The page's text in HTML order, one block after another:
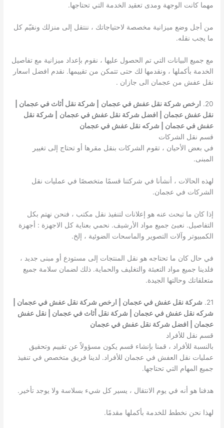
مهما كانت الوجهة ومدى تعقيد الخدمة التي تحتاجها.
من أجل وضع ميزانية مخصصة لاحتياجاتك ، ننتقل إلى منزلك ونقيّم كل
ما يجب نقله.
مع جميع البيانات التي تم الحصول عليها ، نقوم بإعداد ميزانية مع تفاصيل
الخدمة بأكملها ، ونقدمها لك حتى تتمكن من تقييمها. نقدم افضل اسعار
نقل عفش من عجمان الى جازان .
20. ارخص شركة نقل عفش في عجمان
| شركة نقل أثاث في عجمان |
نقل عفش عجمان | افضل شركة نقل عفش في عجمان
| شركة نقل
عفش في عجمان | شركه نقل عفش في عجمان
قسم نقل الشركات
في بعض الأحيان ، تقوم الشركات بنقل مقرها أو تحتاج إلى تغيير
المبنى.
لهذه الحالات ، أنشأنا في شركتنا قسمًا متخصصًا في عمليات نقل
الشركات في عجمان.
إذا كان ما تبحث عنه هو إعلانات لتنفيذ نقل مكتب ، فنحن نهتم بكل
التفاصيل. نعبئ جميع مواد الأرشيف. نحمي بعناية كل الاجهزة : أجهزة
الكمبيوتر وآلات التصوير والماسحات الضوئية ، إلخ.
في حال كان ما تحتاجه هو نقل المنتجات إلى مستودع أو مبنى جديد ،
فلدينا جميع مواد التعبئة والتغليف والحماية. ذلك لضمان سلامة جميع
متعلقاتك وحالتها الجيدة.
21.
شركة نقل عفش في عجمان | ارخص شركة نقل عفش في عجمان |
شركه نقل عفش في عجمان | شركة نقل أثاث في عجمان | نقل عفش
عجمان | افضل شركة نقل عفش في عجمان
قسم نقل للأفراد
بالنسبة للأفراد ، قمنا بإنشاء قسم يكون مسؤولاً عن تقييم وتحقيق
عمليات نقل العفش في عجمان للأفراد. لدينا فريق متخصص في تنفيذ
جميع المهام التي تحتاجها.
هدفنا هو أنه في يوم الانتقال ، يسير كل شيء بسلاسة ولا يوجد تأخير.
لهذا نحن نخطط للخدمة بأكملها مقدمًا.